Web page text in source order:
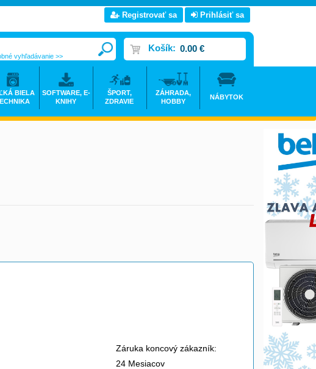
Záruka koncový zákazník:
24 Mesiacov
Registrovať sa Prihlásiť sa
Košík: 0.00 €
vyhľadávanie >>
BIELA
SOFTWARE, E-
KNIHY
ŠPORT,
ZDRAVIE
ZÁHRADA,
HOBBY
NÁBYTOK